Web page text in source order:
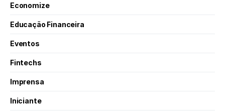
Economize
Educação Financeira
Eventos
Fintechs
Imprensa
Iniciante